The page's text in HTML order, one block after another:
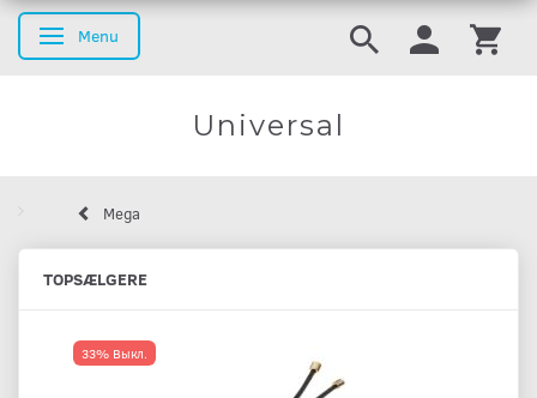
Переключить навигацию
Menu
Universal
Mega
TOPSÆLGERE
33% Выкл.